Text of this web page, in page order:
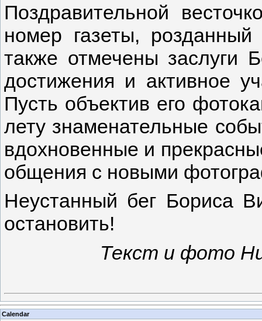
Поздравительной
номер газеты,
также отмечены заслуги
достижения и активное
Пусть объектив его
лету знаменательные
вдохновенные и
общения с новыми
Неустанный бег Бориса
остановить!
Текст и фото
Calendar